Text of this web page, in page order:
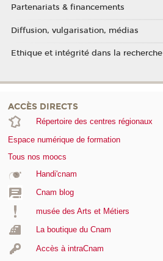
Partenariats & financements
Diffusion, vulgarisation, médias
Ethique et intégrité dans la recherche
ACCÈS DIRECTS
Répertoire des centres régionaux
Espace numérique de formation
Tous nos moocs
Handi'cnam
Cnam blog
musée des Arts et Métiers
La boutique du Cnam
Accès à intraCnam